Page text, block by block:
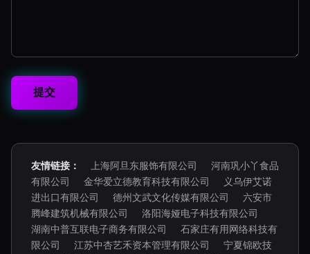
友情链接： 上海阿旦东服饰有限公司
河南巩小丫食品
有限公司
金华爱立德教育科技有限公司
义乌伊艾诺
进出口有限公司
德州文武文化传媒有限公司
六安市
腾峰建筑机械有限公司
洛阳海娅电子科技有限公司
湖南中普互联电子商务有限公司
石家庄有用网络科技有
限公司
江苏中杏艺禾资本管理有限公司
宁夏锦欧技